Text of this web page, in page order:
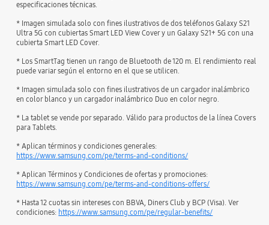
especificaciones técnicas.
* Imagen simulada solo con fines ilustrativos de dos teléfonos Galaxy S21
Ultra 5G con cubiertas Smart LED View Cover y un Galaxy S21+ 5G con una
cubierta Smart LED Cover.
* Los SmartTag tienen un rango de Bluetooth de 120 m. El rendimiento real
puede variar según el entorno en el que se utilicen.
* Imagen simulada solo con fines ilustrativos de un cargador inalámbrico
en color blanco y un cargador inalámbrico Duo en color negro.
* La tablet se vende por separado. Válido para productos de la línea Covers
para Tablets.
* Aplican términos y condiciones generales:
https://www.samsung.com/pe/terms-and-conditions/
* Aplican Términos y Condiciones de ofertas y promociones:
https://www.samsung.com/pe/terms-and-conditions-offers/
* Hasta 12 cuotas sin intereses con BBVA, Diners Club y BCP (Visa). Ver
condiciones: https://www.samsung.com/pe/regular-benefits/